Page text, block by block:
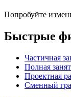
Попробуйте
Быстрые
Частичная
Полная
Проектная
Сменный